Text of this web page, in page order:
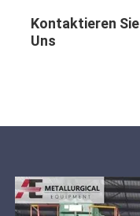
Kontaktieren Sie
Uns